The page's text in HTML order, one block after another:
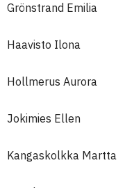
Grönstrand Emilia
Haavisto Ilona
Hollmerus Aurora
Jokimies Ellen
Kangaskolkka Martta